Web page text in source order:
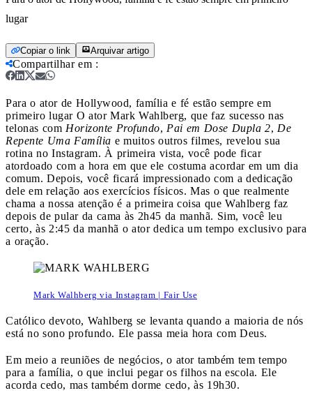
lugar
Copiar o link Arquivar artigo
Compartilhar em :
Para o ator de Hollywood, família e fé estão sempre em
primeiro lugar O ator Mark Wahlberg, que faz sucesso nas
telonas com Horizonte Profundo, Pai em Dose Dupla 2, De
Repente Uma Família e muitos outros filmes, revelou sua
rotina no Instagram. À primeira vista, você pode ficar
atordoado com a hora em que ele costuma acordar em um dia
comum. Depois, você ficará impressionado com a dedicação
dele em relação aos exercícios físicos. Mas o que realmente
chama a nossa atenção é a primeira coisa que Wahlberg faz
depois de pular da cama às 2h45 da manhã. Sim, você leu
certo, às 2:45 da manhã o ator dedica um tempo exclusivo para
a oração.
Mark Walhberg via Instagram | Fair Use
Católico devoto, Wahlberg se levanta quando a maioria de nós
está no sono profundo. Ele passa meia hora com Deus.
Em meio a reuniões de negócios, o ator também tem tempo
para a família, o que inclui pegar os filhos na escola. Ele
acorda cedo, mas também dorme cedo, às 19h30.